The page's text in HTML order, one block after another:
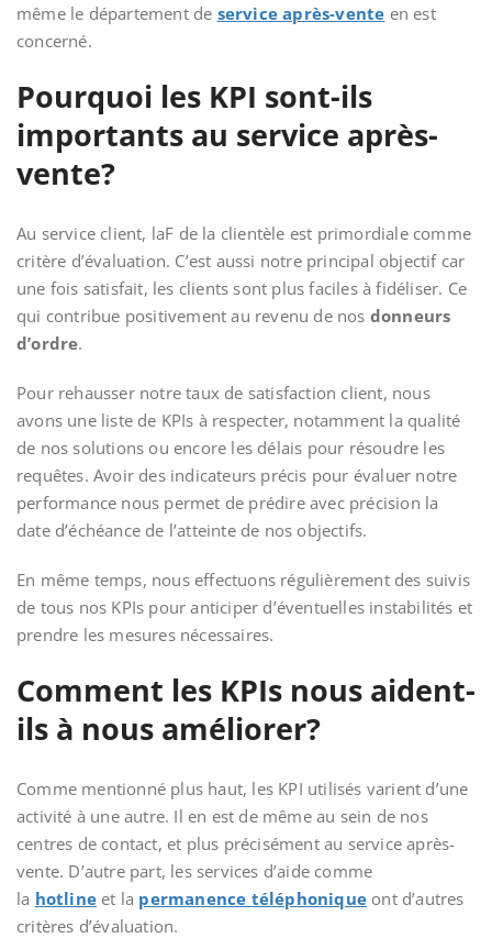
même le département de service après-vente en est
concerné.
Pourquoi les KPI sont-ils
importants au service après-
vente?
Au service client, laF de la clientèle est primordiale comme
critère d’évaluation. C’est aussi notre principal objectif car
une fois satisfait, les clients sont plus faciles à fidéliser. Ce
qui contribue positivement au revenu de nos donneurs
d’ordre.
Pour rehausser notre taux de satisfaction client, nous
avons une liste de KPIs à respecter, notamment la qualité
de nos solutions ou encore les délais pour résoudre les
requêtes. Avoir des indicateurs précis pour évaluer notre
performance nous permet de prédire avec précision la
date d’échéance de l’atteinte de nos objectifs.
En même temps, nous effectuons régulièrement des suivis
de tous nos KPIs pour anticiper d’éventuelles instabilités et
prendre les mesures nécessaires.
Comment les KPIs nous aident-
ils à nous améliorer?
Comme mentionné plus haut, les KPI utilisés varient d’une
activité à une autre. Il en est de même au sein de nos
centres de contact, et plus précisément au service après-
vente. D’autre part, les services d’aide comme
la hotline et la permanence téléphonique ont d’autres
critères d’évaluation.